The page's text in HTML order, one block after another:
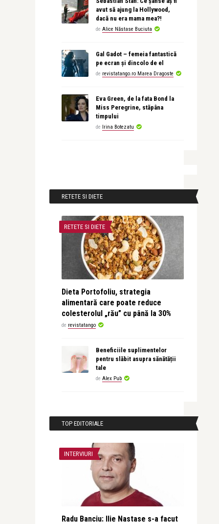
avut să ajung la Hollywood,
dacă nu era mama mea?!
de Alice Năstase Buciuta
Gal Gadot – femeia fantastică
pe ecran și dincolo de el
de revistatango.ro Marea Dragoste
Eva Green, de la fata Bond la
Miss Peregrine, stăpâna
timpului
de Irina Botezatu
RETETE SI DIETE
RETETE SI DIETE
Dieta Portofoliu, strategia
alimentară care poate reduce
colesterolul „rău” cu până la 30%
de revistatango
Beneficiile suplimentelor
pentru slăbit asupra sănătății
tale
de Alex Pub
TOP EDITORIALE
INTERVIURI
Radu Banciu: Ilie Nastase s-a facut